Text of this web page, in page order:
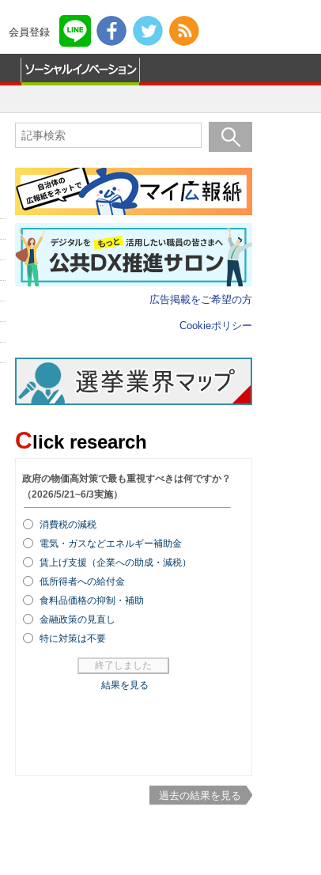
会員登録
広告掲載をご希望の方
Cookieポリシー
Click research
過去の結果を見る